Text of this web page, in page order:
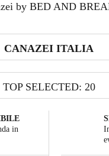
by BED AND
CANAZEI ITALIA
TOP SELECTED: 20
in